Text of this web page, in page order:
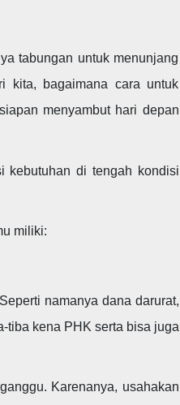
tabungan untuk menunjang
kita, bagaimana cara untuk
menyambut hari depan
kebutuhan di tengah kondisi
miliki:
namanya dana darurat,
tiba kena PHK serta bisa juga
Karenanya, usahakan